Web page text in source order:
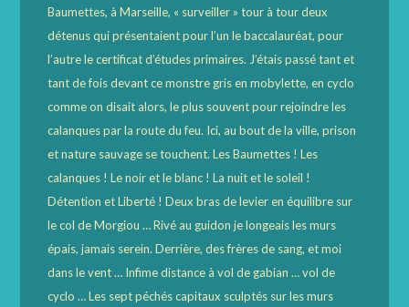
Baumettes, à Marseille, « surveiller » tour à tour deux
détenus qui présentaient pour l’un le baccalauréat, pour
l’autre le certificat d’études primaires. J’étais passé tant et
tant de fois devant ce monstre gris en mobylette, en cyclo
comme on disait alors, le plus souvent pour rejoindre les
calanques par la route du feu. Ici, au bout de la ville, prison
et nature sauvage se touchent. Les Baumettes ! Les
calanques ! Le noir et le blanc ! La nuit et le soleil !
Détention et Liberté ! Deux bras de levier en équilibre sur
le col de Morgiou … Rivé au guidon je longeais les murs
épais, jamais serein. Derrière, des frères de sang, et moi
dans le vent … Infime distance à vol de gabian … vol de
cyclo … Les sept péchés capitaux sculptés sur les murs